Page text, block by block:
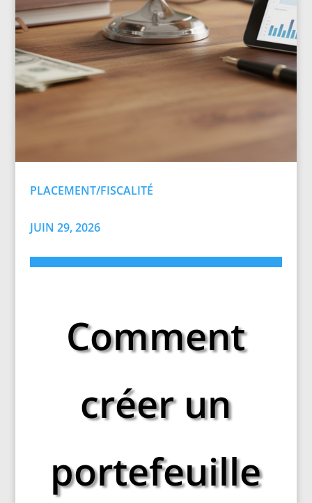
PLACEMENT/FISCALITÉ
JUIN 29, 2026
Comment
créer un
portefeuille